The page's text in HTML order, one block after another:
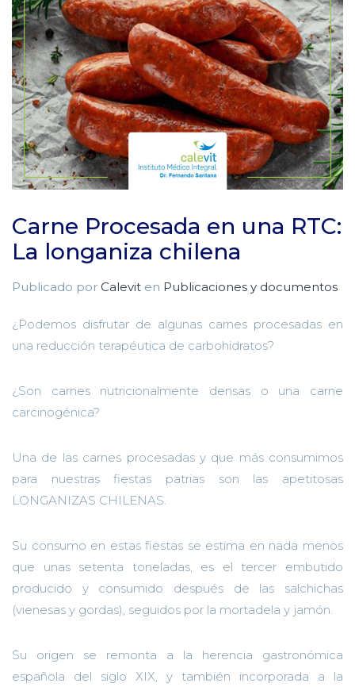
Carne Procesada en una RTC:
La longaniza chilena
Publicado por Calevit en Publicaciones y documentos
¿Podemos disfrutar de algunas carnes procesadas en
una reducción terapéutica de carbohidratos?
¿Son carnes nutricionalmente densas o una carne
carcinogénica?
Una de las carnes procesadas y que más consumimos
para nuestras fiestas patrias son las apetitosas
LONGANIZAS CHILENAS.
Su consumo en estas fiestas se estima en nada menos
que unas setenta toneladas, es el tercer embutido
producido y consumido después de las salchichas
(vienesas y gordas), seguidos por la mortadela y jamón.
Su origen se remonta a la herencia gastronómica
española del siglo XIX, y también incorporada a la